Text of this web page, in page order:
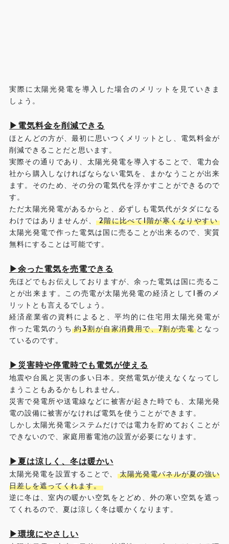
実際に太陽光発電を導入した場合のメリットを見ていきま
しょう。
▶電気料金を削減できる
ほとんどの方が、最初に思いつくメリットとし、電気料金が
削減できることだと思います。
実際その通りであり、太陽光発電を導入することで、電力会
社から購入しなければならない電気を、まかなうことが出来
ます。そのため、その分の電気代を浮かすことができるので
す。
ただ太陽光発電があるからと、必ずしも電気代がタダになる
わけではありませんが、 2階に比べて1階が寒くなりやすい
太陽光発電で作った電気は国に売ることが出来るので、実質
無料にすることは可能です。
▶余った電気を売電できる
先ほどでもお伝えしておりますが、余った電気は国に売るこ
とが出来ます。この売電が太陽光発電の経済として1番のメ
リットとも言えるでしょう。
経済産業省の資料によると、平均的に住宅用太陽光発電が
作った電気のうち 約3割が自家消費用で、7割が売電 となっ
ているのです。
▶災害時や停電時でも電気が使える
地震や台風と災害の多い日本。突然電気が使えなくなってし
まうこともあるかもしれません。
災害で発電所や送電線などに被害が起きた時でも、太陽光発
電の設備に被害がなければ電気を使うことができます。
しかし太陽光発電システムだけでは電力を貯めておくことが
できないので、家庭用蓄電池の設置が必要になります。
▶夏は涼しく、冬は暖かい
太陽光発電を設置することで、
太陽光発電パネルが夏の強い
日差しを遮ってくれます。
逆に冬は、室内の暖かい空気をとどめ、外の寒い空気を遮っ
てくれるので、夏は涼しく冬は暖かくなります。
▶環境にやさしい